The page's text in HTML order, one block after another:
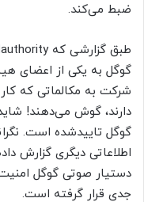
ضبط می‌کند.
طبق گزارشی که androidauthority
گوگل به یکی از اعضای
شرکت به مکالماتی که
دارند، گوش می‌دهند!
گوگل تاییدشده است.
اطلاعاتی دیگری گزارش
دستیار صوتی گوگل
جدی قرار گرفته است.